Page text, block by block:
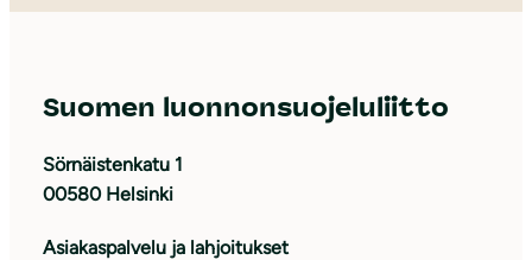
Suomen luonnonsuojeluliitto
Sörnäistenkatu 1
00580 Helsinki
Asiakaspalvelu ja lahjoitukset